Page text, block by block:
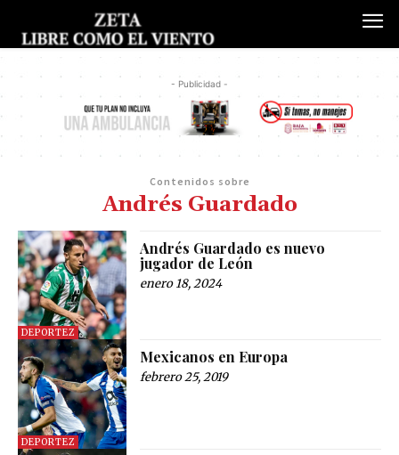
- Publicidad -
Contenidos sobre
Andrés Guardado
DEPORTEZ
Andrés Guardado es nuevo
jugador de León
enero 18, 2024
DEPORTEZ
Mexicanos en Europa
febrero 25, 2019